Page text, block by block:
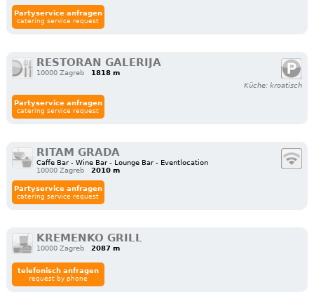
Partyservice anfragen
catering service request
RESTORAN GALERIJA
10000 Zagreb
1818 m
Küche: kroatisch
Partyservice anfragen
catering service request
RITAM GRADA
Caffe Bar - Wine Bar - Lounge Bar - Eventlocation
10000 Zagreb
2010 m
Partyservice anfragen
catering service request
KREMENKO GRILL
10000 Zagreb 2087 m
telefonisch anfragen
request by phone